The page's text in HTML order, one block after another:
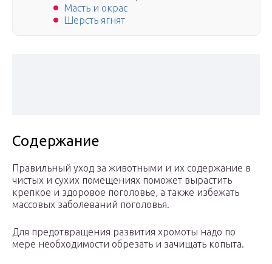
Масть и окрас
Шерсть ягнят
Содержание
Правильный уход за животными и их содержание в
чистых и сухих помещениях поможет вырастить
крепкое и здоровое поголовье, а также избежать
массовых заболеваний поголовья.
Для предотвращения развития хромоты надо по
мере необходимости обрезать и зачищать копыта.